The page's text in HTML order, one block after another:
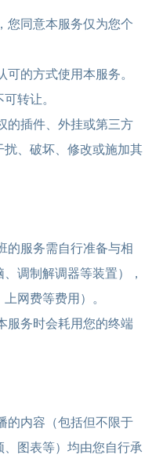
您同意本服务仅为您个
的方式使用本服务。
转让。
的插件、外挂或第三方
、破坏、修改或施加其
的服务需自行准备与相
调制解调器等装置），
网费等费用）。
服务时会耗用您的终端
的内容（包括但不限于
图表等）均由您自行承